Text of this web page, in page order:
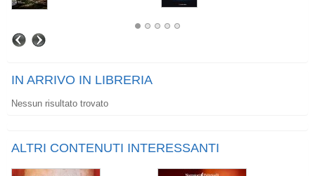
IN ARRIVO IN LIBRERIA
Nessun risultato trovato
ALTRI CONTENUTI INTERESSANTI